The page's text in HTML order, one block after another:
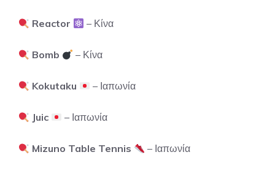
Reactor – Κίνα
Bomb – Κίνα
Kokutaku – Ιαπωνία
Juic – Ιαπωνία
Mizuno Table Tennis – Ιαπωνία